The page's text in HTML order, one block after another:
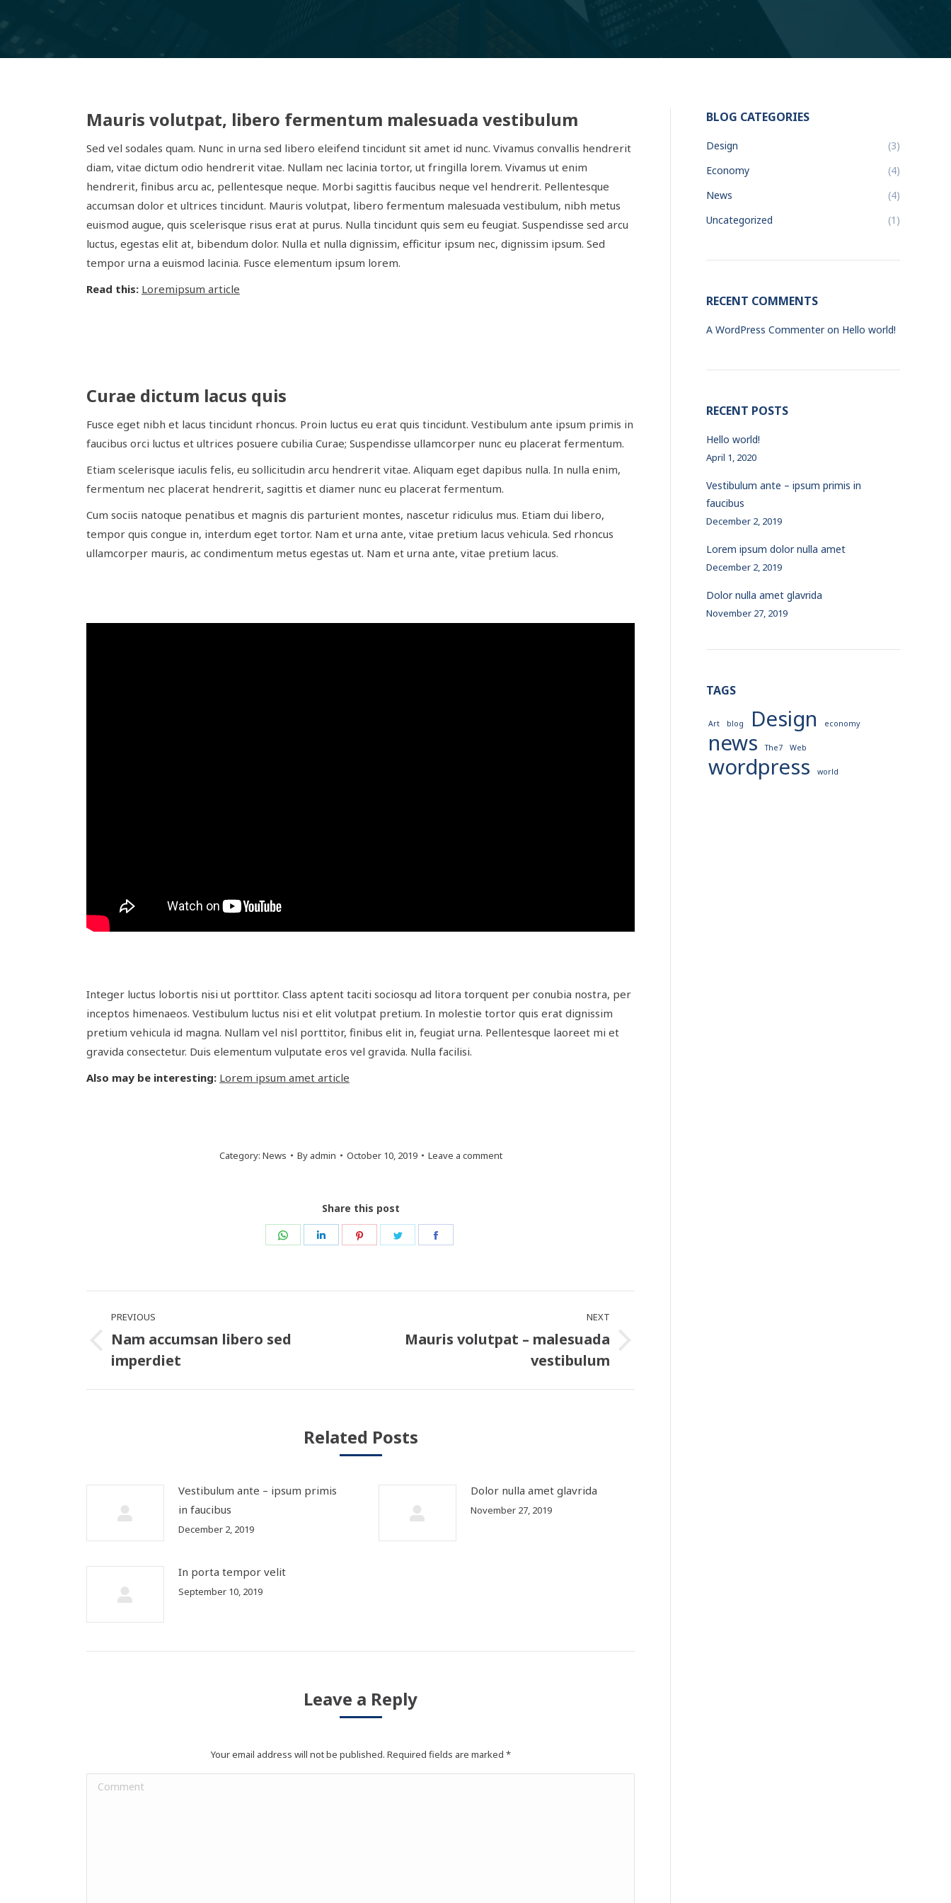
Mauris volutpat, libero fermentum malesuada vestibulum
Sed vel sodales quam. Nunc in urna sed libero eleifend tincidunt sit amet id nunc. Vivamus convallis hendrerit
diam, vitae dictum odio hendrerit vitae. Nullam nec lacinia tortor, ut fringilla lorem. Vivamus ut enim
hendrerit, finibus arcu ac, pellentesque neque. Morbi sagittis faucibus neque vel hendrerit. Pellentesque
accumsan dolor et ultrices tincidunt. Mauris volutpat, libero fermentum malesuada vestibulum, nibh metus
euismod augue, quis scelerisque risus erat at purus. Nulla tincidunt quis sem eu feugiat. Suspendisse sed arcu
luctus, egestas elit at, bibendum dolor. Nulla et nulla dignissim, efficitur ipsum nec, dignissim ipsum. Sed
tempor urna a euismod lacinia. Fusce elementum ipsum lorem.
Read this: Loremipsum article
Curae dictum lacus quis
Fusce eget nibh et lacus tincidunt rhoncus. Proin luctus eu erat quis tincidunt. Vestibulum ante ipsum primis in
faucibus orci luctus et ultrices posuere cubilia Curae; Suspendisse ullamcorper nunc eu placerat fermentum.
Etiam scelerisque iaculis felis, eu sollicitudin arcu hendrerit vitae. Aliquam eget dapibus nulla. In nulla enim,
fermentum nec placerat hendrerit, sagittis et diamer nunc eu placerat fermentum.
Cum sociis natoque penatibus et magnis dis parturient montes, nascetur ridiculus mus. Etiam dui libero,
tempor quis congue in, interdum eget tortor. Nam et urna ante, vitae pretium lacus vehicula. Sed rhoncus
ullamcorper mauris, ac condimentum metus egestas ut. Nam et urna ante, vitae pretium lacus.
Integer luctus lobortis nisi ut porttitor. Class aptent taciti sociosqu ad litora torquent per conubia nostra, per
inceptos himenaeos. Vestibulum luctus nisi et elit volutpat pretium. In molestie tortor quis erat dignissim
pretium vehicula id magna. Nullam vel nisl porttitor, finibus elit in, feugiat urna. Pellentesque laoreet mi et
gravida consectetur. Duis elementum vulputate eros vel gravida. Nulla facilisi.
Also may be interesting: Lorem ipsum amet article
Category: News By admin October 10, 2019 Leave a comment
Share this post
Share
Share
Share Share
Post
navigation
PREVIOUS
Previous
post:
Nam accumsan libero sed
imperdiet
NEXT
Mauris volutpat – malesuada
vestibulum
Related Posts
Vestibulum ante – ipsum primis
in faucibus
December 2, 2019
Dolor nulla amet glavrida
November 27, 2019
In porta tempor velit
September 10, 2019
Leave a Reply
Your email address will not be published. Required fields are marked *
Comment
BLOG CATEGORIES
Design
(3)
Economy
(4)
News
(4)
Uncategorized
(1)
RECENT COMMENTS
A WordPress Commenteron Hello world!
RECENT POSTS
Hello world!
April 1, 2020
Vestibulum ante – ipsum primis in
faucibus
December 2, 2019
Lorem ipsum dolor nulla amet
December 2, 2019
Dolor nulla amet glavrida
November 27, 2019
TAGS
Art blog Design economy
news The7 Web
wordpress world